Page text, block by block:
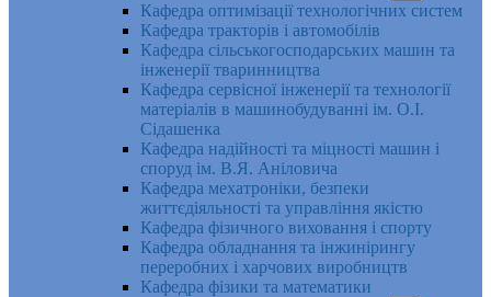
Кафедра оптимізації технологічних систем
Кафедра тракторів і автомобілів
Кафедра сільськогосподарських машин та
інженерії тваринництва
Кафедра cервісної інженерії та технології
матеріалів в машинобудуванні ім. О.І.
Сідашенка
Кафедра надійності та міцності машин і
споруд ім. В.Я. Аніловича
Кафедра мехатроніки, безпеки
життєдіяльності та управління якістю
Кафедра фізичного виховання і спорту
Кафедра обладнання та інжинірингу
переробних і харчових виробництв
Кафедра фізики та математики